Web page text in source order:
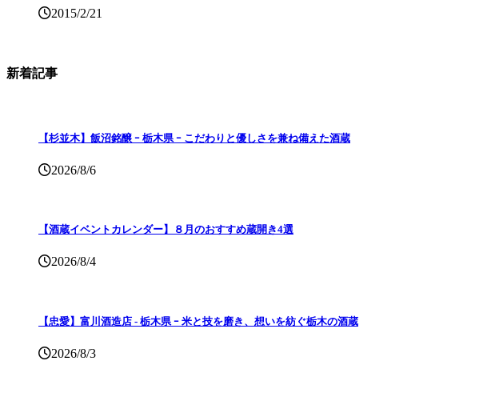
2015/2/21
新着記事
【杉並木】飯沼銘醸 ｰ 栃木県 ｰ こだわりと優しさを兼ね備えた酒蔵
2026/8/6
【酒蔵イベントカレンダー】８月のおすすめ蔵開き4選
2026/8/4
【忠愛】富川酒造店 ‐ 栃木県 ｰ 米と技を磨き、想いを紡ぐ栃木の酒蔵
2026/8/3